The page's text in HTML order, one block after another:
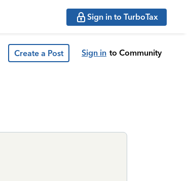
Sign in to TurboTax
Create a Post Sign in to Community